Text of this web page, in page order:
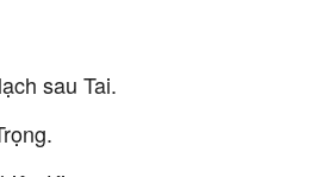
sau Tai.